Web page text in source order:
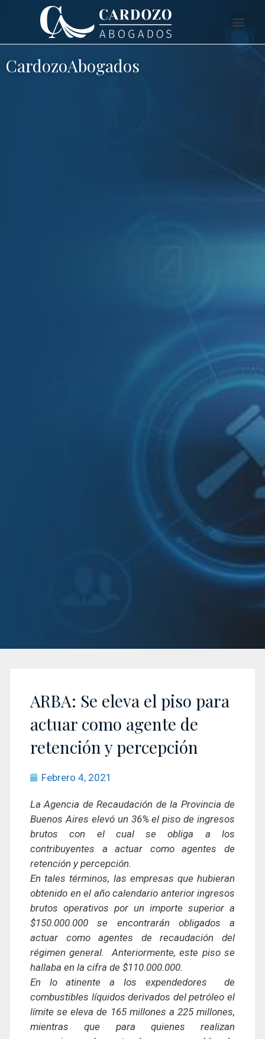
CardozoAbogados
ARBA: Se eleva el piso para
actuar como agente de
retención y percepción
Febrero 4, 2021
La Agencia de Recaudación de la Provincia de
Buenos Aires elevó un 36% el piso de ingresos
brutos con el cual se obliga a los
contribuyentes a actuar como agentes de
retención y percepción.
En tales términos, las empresas que hubieran
obtenido en el año calendario anterior ingresos
brutos operativos por un importe superior a
$150.000.000 se encontrarán obligados a
actuar como agentes de recaudación del
régimen general. Anteriormente, este piso se
hallaba en la cifra de $110.000.000.
En lo atinente a los expendedores de
combustibles líquidos derivados del petróleo el
límite se eleva de 165 millones a 225 millones,
mientras que para quienes realizan